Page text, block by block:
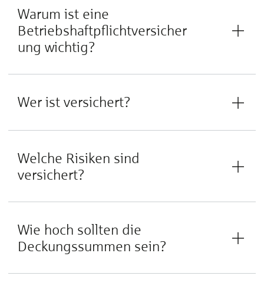
Warum ist eine
Betriebshaftpflichtversicher
ung wichtig?
Wer ist versichert?
Welche Risiken sind
versichert?
Wie hoch sollten die
Deckungssummen sein?